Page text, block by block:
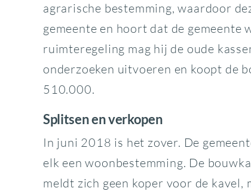
agrarische bestemming, waardoor
gemeente en hoort dat de gemeente
ruimteregeling mag hij de oude
onderzoeken uitvoeren en koopt de
510.000.
Splitsen en verkopen
In juni 2018 is het zover. De
elk een woonbestemming. De
meldt zich geen koper voor de